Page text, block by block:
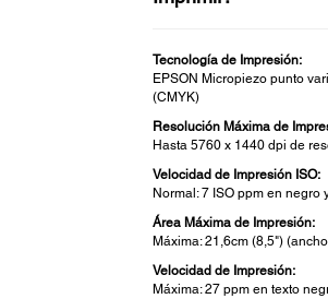
Tecnología de Impresión:
EPSON Micropiezo punto
(CMYK)
Resolución Máxima de
Hasta 5760 x 1440 dpi de
Velocidad de Impresión ISO:
Normal: 7 ISO ppm en negro
Área Máxima de Impresión:
Máxima: 21,6cm (8,5")
Velocidad de Impresión:
Máxima: 27 ppm en texto